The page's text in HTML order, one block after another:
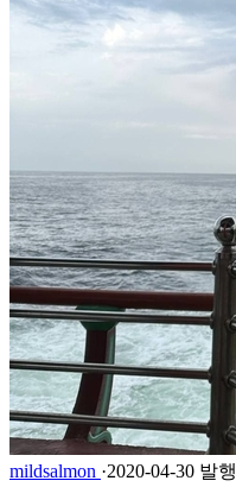
mildsalmon ·2020-04-30 발행